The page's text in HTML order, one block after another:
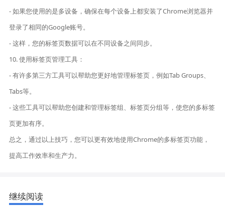
- 如果您使用的是多设备，确保在每个设备上都安装了Chrome浏览器并
登录了相同的Google账号。
- 这样，您的标签页数据可以在不同设备之间同步。
10. 使用标签页管理工具：
- 有许多第三方工具可以帮助您更好地管理标签页，例如Tab Groups、
Tabs等。
- 这些工具可以帮助您创建和管理标签组、标签页分组等，使您的多标签
页更加有序。
总之，通过以上技巧，您可以更有效地使用Chrome的多标签页功能，
提高工作效率和生产力。
继续阅读